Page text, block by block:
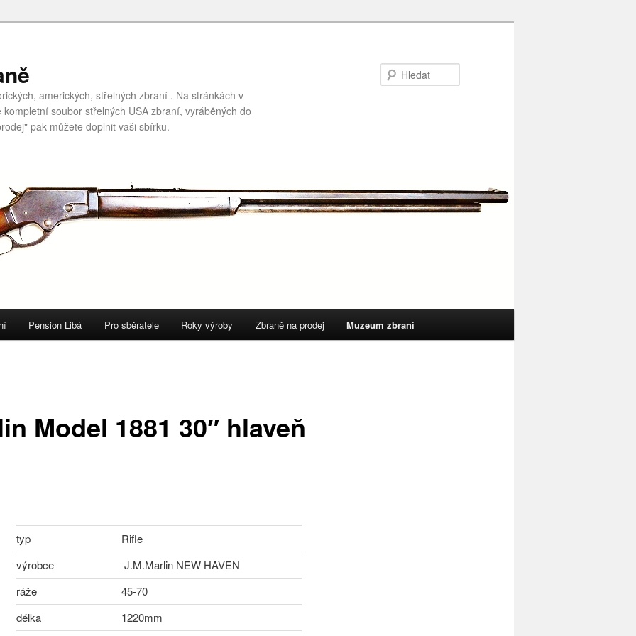
amerických, střelných zbraní . Na stránkách v
soubor střelných USA zbraní, vyráběných do
pak můžete doplnit vaši sbírku.
Pension Libá Pro sběratele Roky výroby Zbraně na prodej Muzeum zbraní
Model 1881 30″ hlaveň
typ
Rifle
výrobce
J.M.Marlin NEW HAVEN
ráže
45-70
délka
1220mm